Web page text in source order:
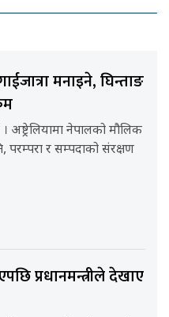
मनाइने, घिन्ताङ
अष्ट्रेलियामा नेपालको मौलिक
परम्परा र सम्पदाको संरक्षण
प्रधानमन्त्रीले देखाए